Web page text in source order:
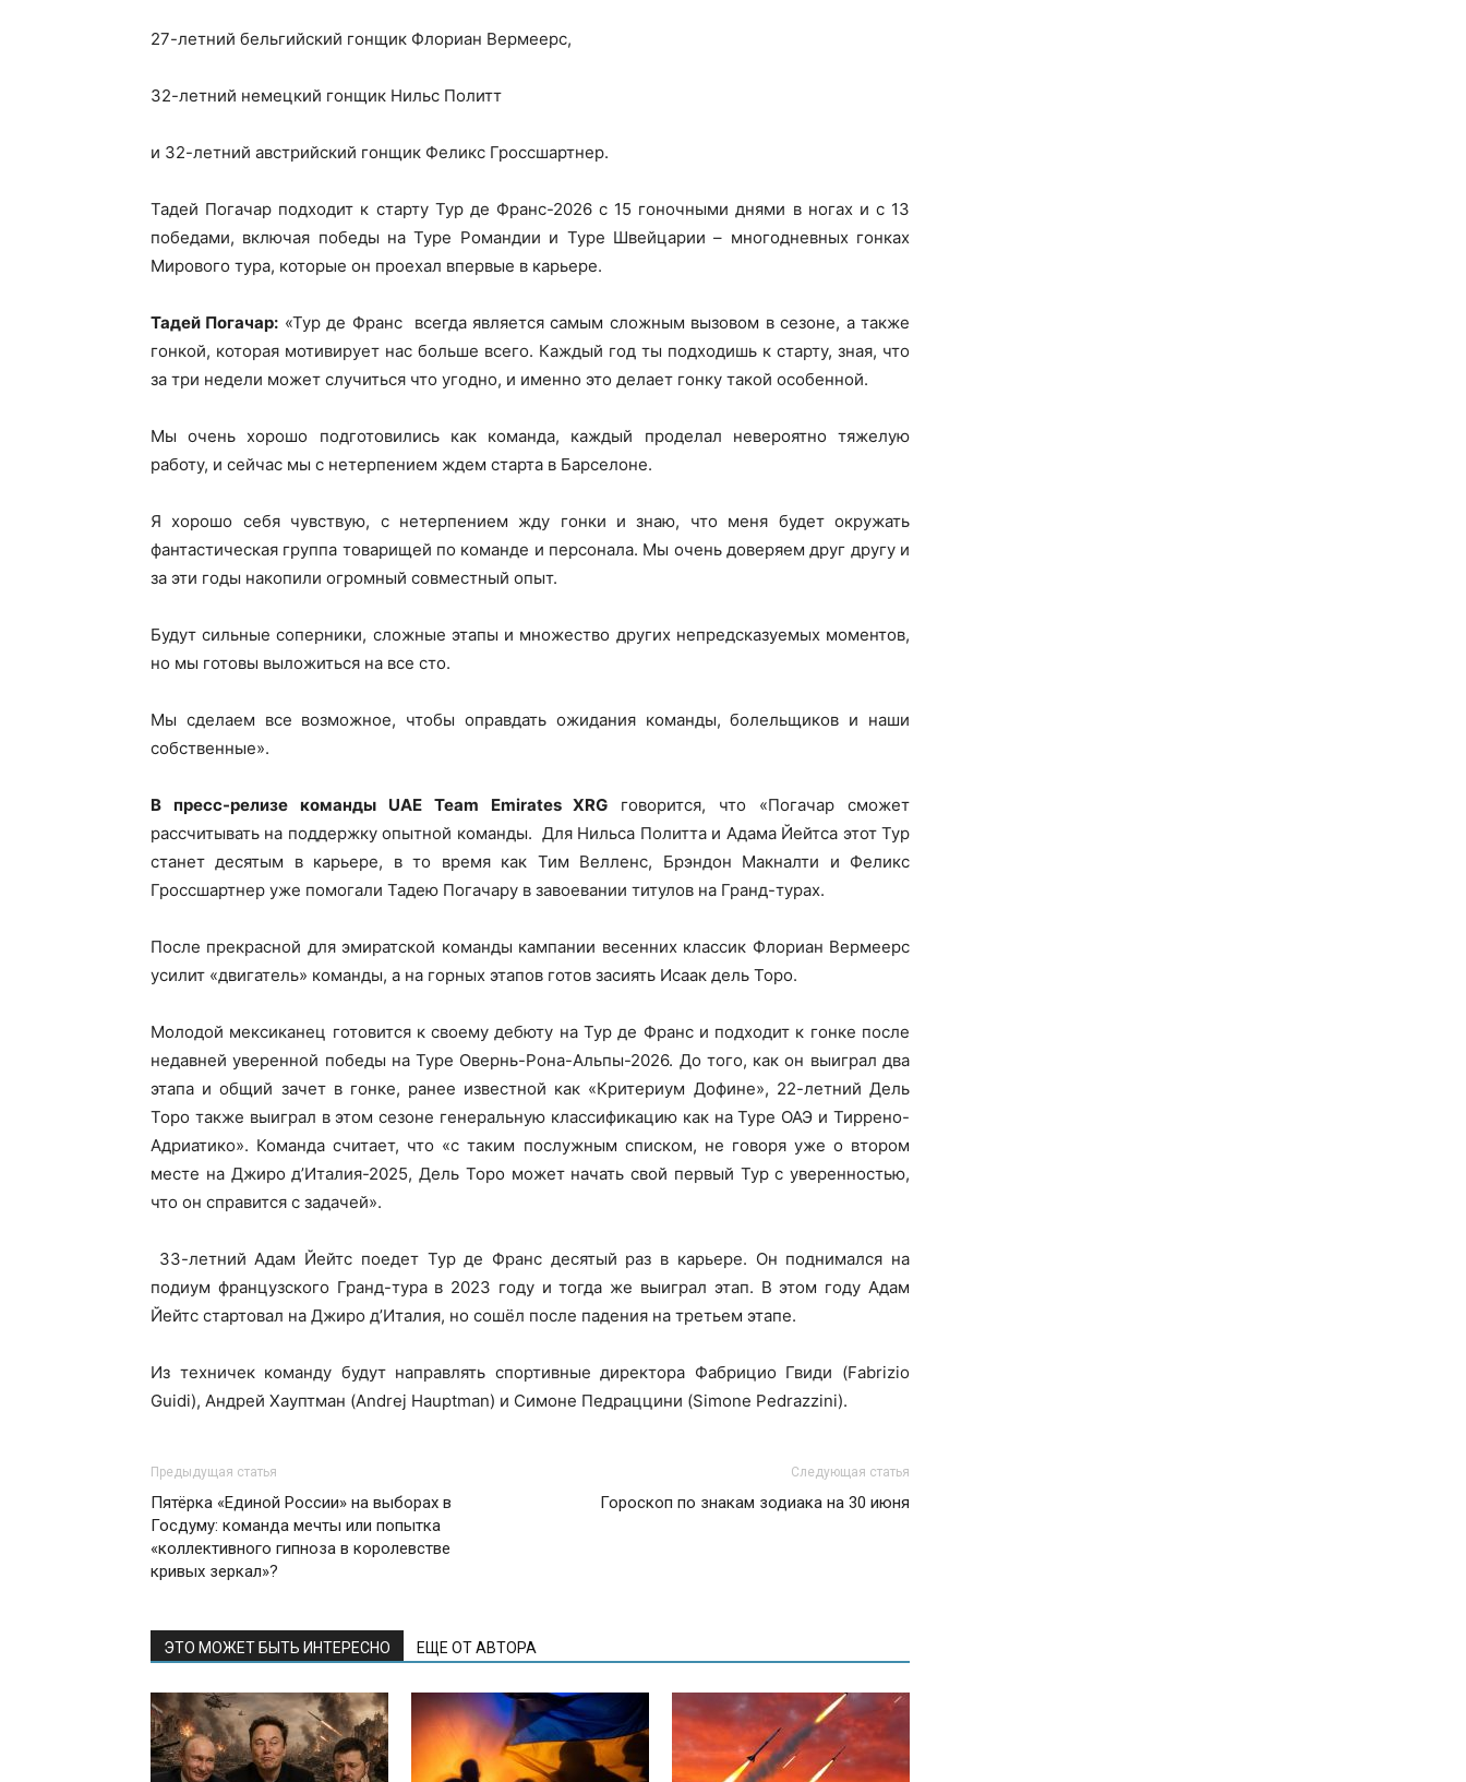
27-летний бельгийский гонщик Флориан Вермеерс,
32-летний немецкий гонщик Нильс Политт
и 32-летний австрийский гонщик Феликс Гроссшартнер.
Тадей Погачар подходит к старту Тур де Франс-2026 с 15 гоночными днями в ногах и с 13
победами, включая победы на Туре Романдии и Туре Швейцарии – многодневных гонках
Мирового тура, которые он проехал впервые в карьере.
Тадей Погачар: «Тур де Франс всегда является самым сложным вызовом в сезоне, а также
гонкой, которая мотивирует нас больше всего. Каждый год ты подходишь к старту, зная, что
за три недели может случиться что угодно, и именно это делает гонку такой особенной.
Мы очень хорошо подготовились как команда, каждый проделал невероятно тяжелую
работу, и сейчас мы с нетерпением ждем старта в Барселоне.
Я хорошо себя чувствую, с нетерпением жду гонки и знаю, что меня будет окружать
фантастическая группа товарищей по команде и персонала. Мы очень доверяем друг другу и
за эти годы накопили огромный совместный опыт.
Будут сильные соперники, сложные этапы и множество других непредсказуемых моментов,
но мы готовы выложиться на все сто.
Мы сделаем все возможное, чтобы оправдать ожидания команды, болельщиков и наши
собственные».
В пресс-релизе команды UAE Team Emirates XRG говорится, что «Погачар сможет
рассчитывать на поддержку опытной команды. Для Нильса Политта и Адама Йейтса этот Тур
станет десятым в карьере, в то время как Тим Велленс, Брэндон Макналти и Феликс
Гроссшартнер уже помогали Тадею Погачару в завоевании титулов на Гранд-турах.
После прекрасной для эмиратской команды кампании весенних классик Флориан Вермеерс
усилит «двигатель» команды, а на горных этапов готов засиять Исаак дель Торо.
Молодой мексиканец готовится к своему дебюту на Тур де Франс и подходит к гонке после
недавней уверенной победы на Туре Овернь-Рона-Альпы-2026. До того, как он выиграл два
этапа и общий зачет в гонке, ранее известной как «Критериум Дофине», 22-летний Дель
Торо также выиграл в этом сезоне генеральную классификацию как на Туре ОАЭ и Тиррено-
Адриатико». Команда считает, что «с таким послужным списком, не говоря уже о втором
месте на Джиро д’Италия-2025, Дель Торо может начать свой первый Тур с уверенностью,
что он справится с задачей».
33-летний Адам Йейтс поедет Тур де Франс десятый раз в карьере. Он поднимался на
подиум французского Гранд-тура в 2023 году и тогда же выиграл этап. В этом году Адам
Йейтс стартовал на Джиро д’Италия, но сошёл после падения на третьем этапе.
Из техничек команду будут направлять спортивные директора Фабрицио Гвиди (Fabrizio
Guidi), Андрей Хауптман (Andrej Hauptman) и Симоне Педраццини (Simone Pedrazzini).
Предыдущая статья
Пятёрка «Единой России» на выборах в
Госдуму: команда мечты или попытка
«коллективного гипноза в королевстве
кривых зеркал»?
Следующая статья
Гороскоп по знакам зодиака на 30 июня
ЭТО МОЖЕТ БЫТЬ ИНТЕРЕСНО ЕЩЕ ОТ АВТОРА